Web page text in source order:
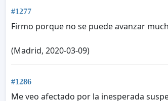
#1277
Firmo porque no se puede avanzar
(Madrid, 2020-03-09)
#1286
Me veo afectado por la inesperada